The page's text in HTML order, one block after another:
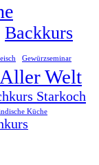
Backkurs
Gewürzseminar
Welt
Starkoch
Küche